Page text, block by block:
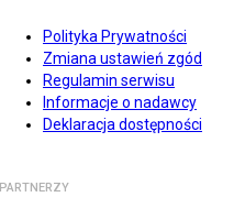
Polityka Prywatności
Zmiana ustawień zgód
Regulamin serwisu
Informacje o nadawcy
Deklaracja dostępności
PARTNERZY